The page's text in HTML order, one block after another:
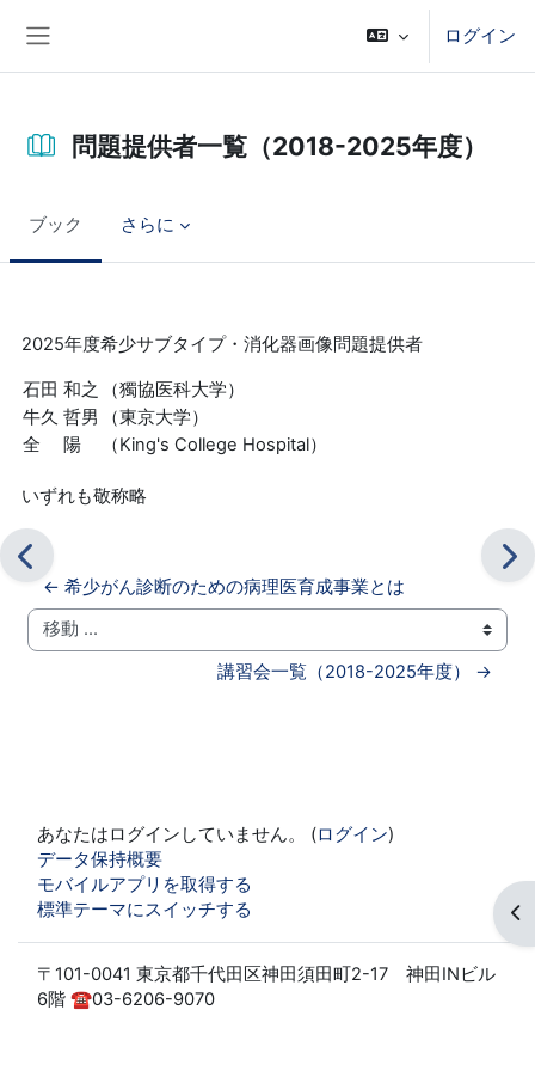
ログイン
ブ
問題提供者一覧（2018-2025年度）
ブック さらに
2025年度希少サブタイプ・消化器画像問題提供者
石田 和之
（獨協医科大学）
牛久 哲男
（東京大学）
全 陽
（King's College Hospital）
いずれも敬称略
← 希少がん診断のための病理医育成事業とは
移動 ...
講習会一覧（2018-2025年度） →
あなたはログインしていません。 (ログイン)
データ保持概要
モバイルアプリを取得する
標準テーマにスイッチする
〒101-0041 東京都千代田区神田須田町2-17 神田INビル
6階 ☎03-6206-9070